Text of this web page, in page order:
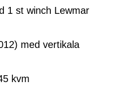
1 st winch Lewmar
med vertikala
kvm